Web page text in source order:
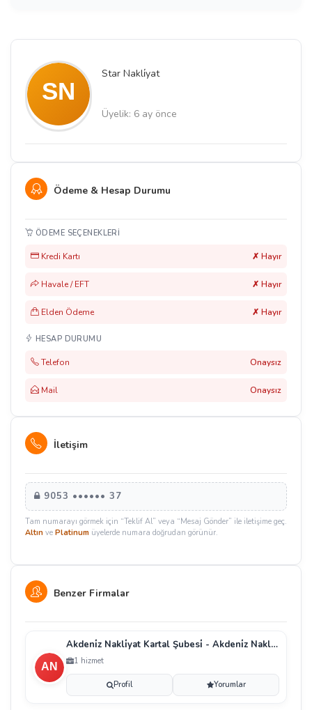
Star Nakli̇yat
Üyelik: 6 ay önce
Ödeme & Hesap Durumu
ÖDEME SEÇENEKLERI
Kredi Kartı ✗ Hayır
Havale / EFT ✗ Hayır
Elden Ödeme ✗ Hayır
HESAP DURUMU
Telefon Onaysız
Mail Onaysız
İletişim
9053 •••••• 37
Tam numarayı görmek için “Teklif Al” veya “Mesaj Gönder” ile iletişime geç.
Altın ve Platinum üyelerde numara doğrudan görünür.
Benzer Firmalar
Akdeni̇z Nakli̇yat Kartal Şubesi̇ - Akdeni̇z Nakli̇yat
1 hizmet
Profil Yorumlar